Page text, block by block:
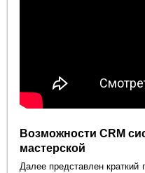
Возможности CRM
мастерской
Далее представлен краткий